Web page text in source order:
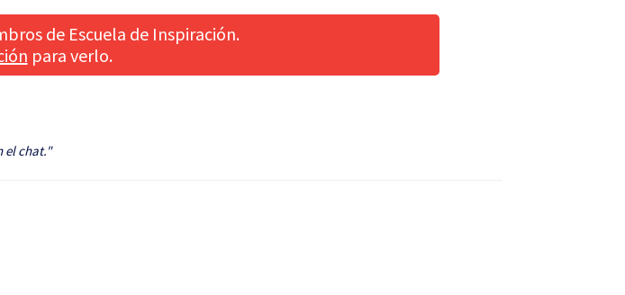
de Escuela de Inspiración.
para verlo.
el chat."